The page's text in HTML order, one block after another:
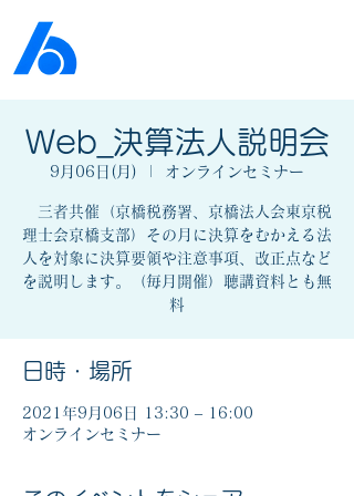
Web_決算法人説明会
9月06日(月) オンラインセミナー
三者共催（京橋税務署、京橋法人会東京税
理士会京橋支部）その月に決算をむかえる法
人を対象に決算要領や注意事項、改正点など
を説明します。（毎月開催）聴講資料とも無
料
日時・場所
2021年9月06日 13:30 – 16:00
オンラインセミナー